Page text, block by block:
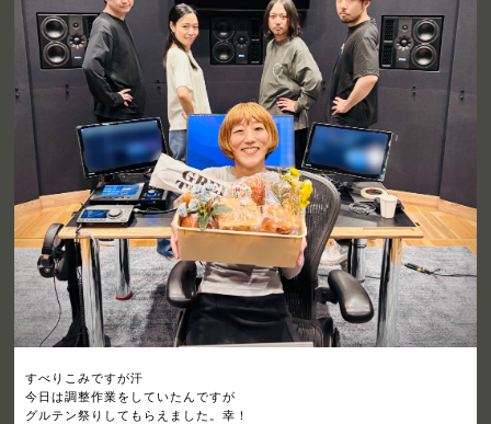
すべりこみですが汗
今日は調整作業をしていたんですが
グルテン祭りしてもらえました。幸！